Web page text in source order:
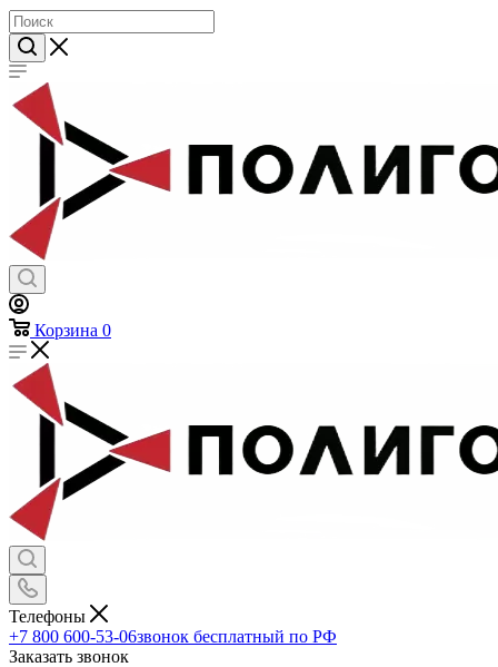
Корзина 0
Телефоны
+7 800 600-53-06звонок бесплатный по РФ
Заказать звонок